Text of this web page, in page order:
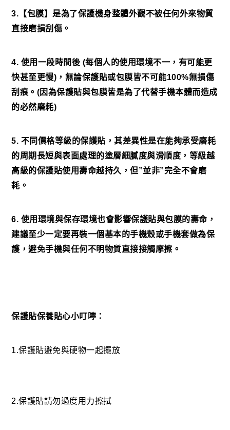
3.【包膜】是為了保護機身整體外觀不被任何外來物質
直接磨損刮傷。
4. 使用一段時間後 (每個人的使用環境不一，有可能更
快甚至更慢)，無論保護貼或包膜皆不可能100%無損傷
刮痕。(因為保護貼與包膜皆是為了代替手機本體而造成
的必然磨耗)
5. 不同價格等級的保護貼，其差異性是在能夠承受磨耗
的周期長短與表面處理的塗層細膩度與滑順度，等級越
高級的保護貼使用壽命越持久，但”並非”完全不會磨
耗。
6. 使用環境與保存環境也會影響保護貼與包膜的壽命，
建議至少一定要再裝一個基本的手機殼或手機套做為保
護，避免手機與任何不明物質直接接觸摩擦。
保護貼保養貼心小叮嚀：
1.保護貼避免與硬物一起擺放
2.保護貼請勿過度用力擦拭